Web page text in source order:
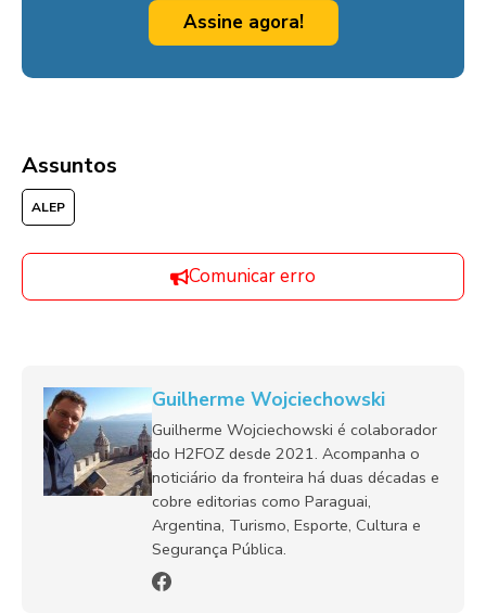
Assine agora!
Assuntos
ALEP
Comunicar erro
Guilherme Wojciechowski
Guilherme Wojciechowski é colaborador
do H2FOZ desde 2021. Acompanha o
noticiário da fronteira há duas décadas e
cobre editorias como Paraguai,
Argentina, Turismo, Esporte, Cultura e
Segurança Pública.